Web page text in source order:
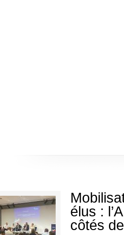
élus :
côtés